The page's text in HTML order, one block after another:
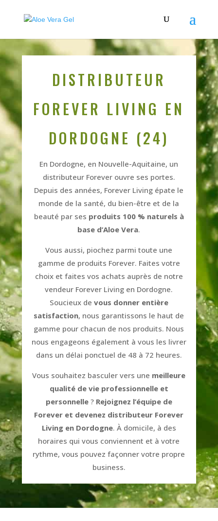
DISTRIBUTEUR
FOREVER LIVING EN
DORDOGNE (24)
En Dordogne, en Nouvelle-Aquitaine, un
distributeur Forever ouvre ses portes.
Depuis des années, Forever Living épate le
monde de la santé, du bien-être et de la
beauté par ses produits 100 % naturels à
base d’Aloe Vera.
Vous aussi, piochez parmi toute une
gamme de produits Forever. Faites votre
choix et faites vos achats auprès de notre
vendeur Forever Living en Dordogne.
Soucieux de vous donner entière
satisfaction, nous garantissons le haut de
gamme pour chacun de nos produits. Nous
nous engageons également à vous les livrer
dans un délai ponctuel de 48 à 72 heures.
Vous souhaitez basculer vers une meilleure
qualité de vie professionnelle et
personnelle? Rejoignez l’équipe de
Forever et devenez distributeur Forever
Living en Dordogne. À domicile, à des
horaires qui vous conviennent et à votre
rythme, vous pouvez façonner votre propre
business.